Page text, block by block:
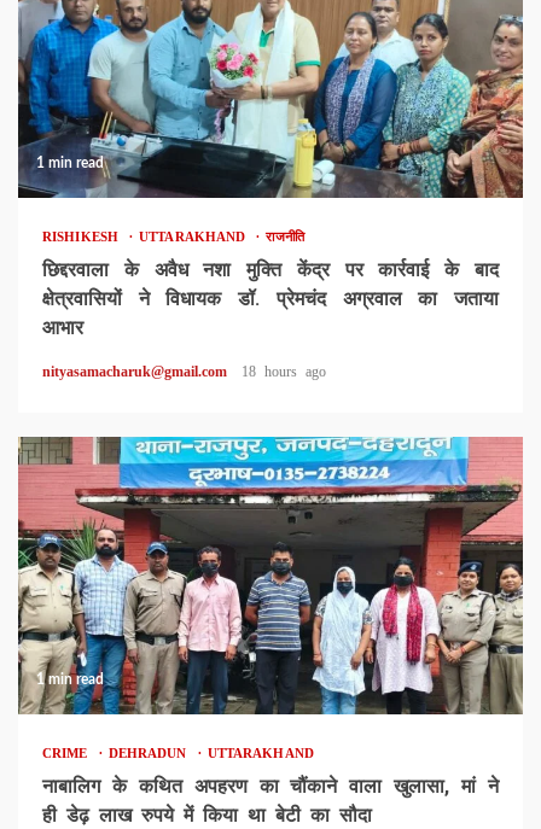
1 min read
RISHIKESH UTTARAKHAND राजनीति
छिद्दरवाला के अवैध नशा मुक्ति केंद्र पर कार्रवाई के बाद
क्षेत्रवासियों ने विधायक डॉ. प्रेमचंद अग्रवाल का जताया
आभार
nityasamacharuk@gmail.com 18 hours ago
1 min read
CRIME DEHRADUN UTTARAKHAND
नाबालिग के कथित अपहरण का चौंकाने वाला खुलासा, मां ने
ही डेढ़ लाख रुपये में किया था बेटी का सौदा